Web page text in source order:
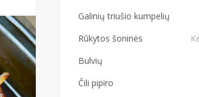
Galinių triušio kumpelių
Rūkytos šoninės
Bulvių
Čili pipiro